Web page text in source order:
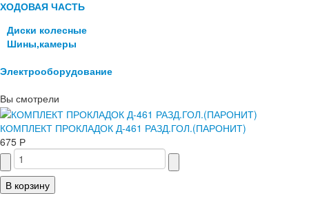
ХОДОВАЯ ЧАСТЬ
Диски колесные
Шины,камеры
Электрооборудование
Вы смотрели
КОМПЛЕКТ ПРОКЛАДОК Д-461 РАЗД.ГОЛ.(ПАРОНИТ)
675 Р